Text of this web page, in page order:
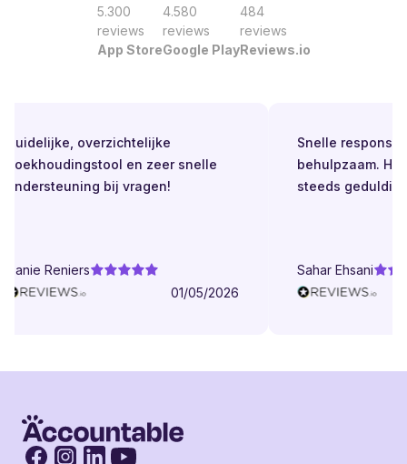
5.300
reviews
App Store
4.580
reviews
Google Play
484
reviews
Reviews.io
Duidelijke, overzichtelijke
boekhoudingstool en zeer snelle
ondersteuning bij vragen!
Danie Reniers
01/05/2026
Snelle respons.
behulpzaam.
steeds geduldig.
Sahar Ehsani